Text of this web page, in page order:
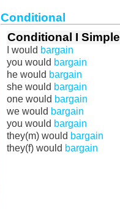
Conditional
Conditional I Simple
I would bargain
you would bargain
he would bargain
she would bargain
one would bargain
we would bargain
you would bargain
they(m) would bargain
they(f) would bargain